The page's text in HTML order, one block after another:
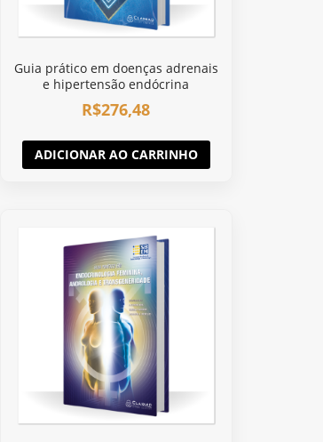
Guia prático em doenças adrenais
e hipertensão endócrina
R$276,48
ADICIONAR AO CARRINHO